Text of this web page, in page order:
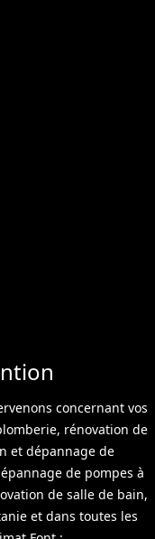
concernant vos
rénovation de
et dépannage de
de pompes à
de salle de bain,
et dans toutes les